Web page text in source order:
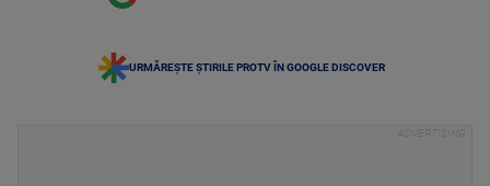
URMĂREȘTE ȘTIRILE PROTV ÎN GOOGLE DISCOVER